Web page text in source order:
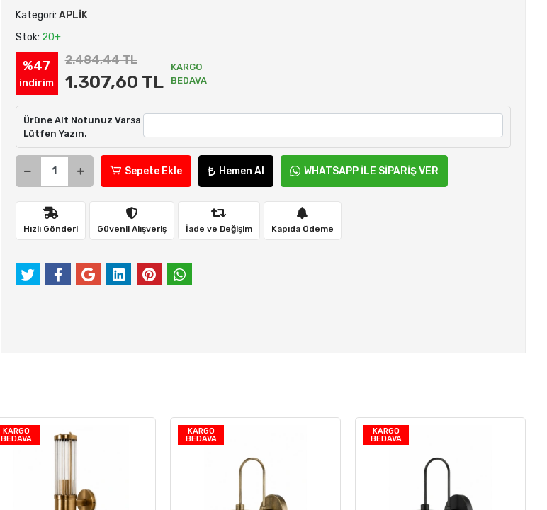
Kategori: APLİK
Stok: 20+
%47
indirim
2.484,44 TL
1.307,60 TL
KARGO
BEDAVA
Ürüne Ait Notunuz Varsa
Lütfen Yazın.
Sepete Ekle Hemen Al WHATSAPP İLE SİPARİŞ VER
Hızlı Gönderi Güvenli Alışveriş İade ve Değişim Kapıda Ödeme
KARGO
BEDAVA
KARGO
BEDAVA
KARGO
BEDAVA